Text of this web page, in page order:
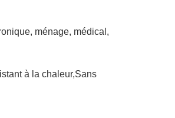
ménage, médical,
à la chaleur,Sans